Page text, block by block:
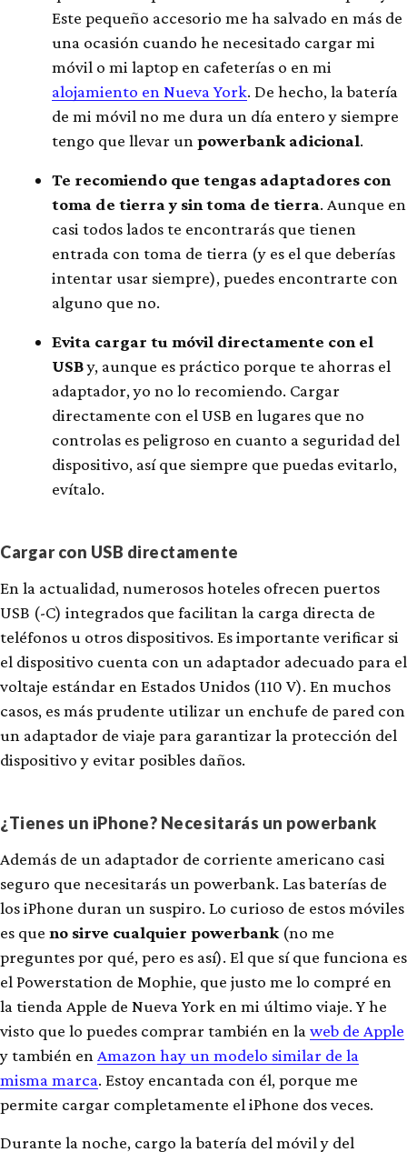
Este pequeño accesorio me ha salvado en más de
una ocasión cuando he necesitado cargar mi
móvil o mi laptop en cafeterías o en mi
alojamiento en Nueva York. De hecho, la batería
de mi móvil no me dura un día entero y siempre
tengo que llevar unpowerbank adicional.
Te recomiendo que tengas adaptadores con
toma de tierra y sin toma de tierra. Aunque en
casi todos lados te encontrarás que tienen
entrada con toma de tierra (y es el que deberías
intentar usar siempre), puedes encontrarte con
alguno que no.
Evita cargar tu móvil directamente con el
USBy, aunque es práctico porque te ahorras el
adaptador, yo no lo recomiendo. Cargar
directamente con el USB en lugares que no
controlas es peligroso en cuanto a seguridad del
dispositivo, así que siempre que puedas evitarlo,
evítalo.
Cargar con USB directamente
En la actualidad, numerosos hoteles ofrecen puertos
USB (-C) integrados que facilitan la carga directa de
teléfonos u otros dispositivos. Es importante verificar si
el dispositivo cuenta con un adaptador adecuado para el
voltaje estándar en Estados Unidos (110 V). En muchos
casos, es más prudente utilizar un enchufe de pared con
un adaptador de viaje para garantizar la protección del
dispositivo y evitar posibles daños.
¿Tienes un iPhone? Necesitarás un powerbank
Además de un adaptador de corriente americano casi
seguro que necesitarás un powerbank. Las baterías de
los iPhone duran un suspiro. Lo curioso de estos móviles
es que no sirve cualquier powerbank (no me
preguntes por qué, pero es así). El que sí que funciona es
el Powerstation de Mophie, que justo me lo compré en
la tienda Apple de Nueva York en mi último viaje. Y he
visto que lo puedes comprar también en la web de Apple
y también en Amazon hay un modelo similar de la
misma marca. Estoy encantada con él, porque me
permite cargar completamente el iPhone dos veces.
Durante la noche, cargo la batería del móvil y del